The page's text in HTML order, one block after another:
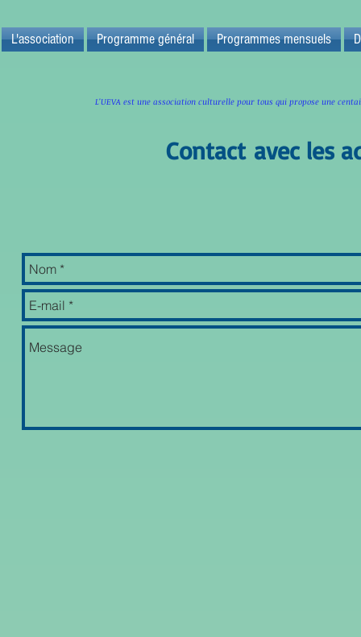
L'association Programme général Programmes mensuels
L'UEVA est une association culturelle pour tous qui propose une
Contact avec les